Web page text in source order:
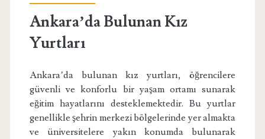
Ankara’da Bulunan Kız
Yurtları
Ankara’da bulunan kız yurtları, öğrencilere
güvenli ve konforlu bir yaşam ortamı sunarak
eğitim hayatlarını desteklemektedir. Bu yurtlar
genellikle şehrin merkezi bölgelerinde yer almakta
ve üniversitelere yakın konumda bulunarak